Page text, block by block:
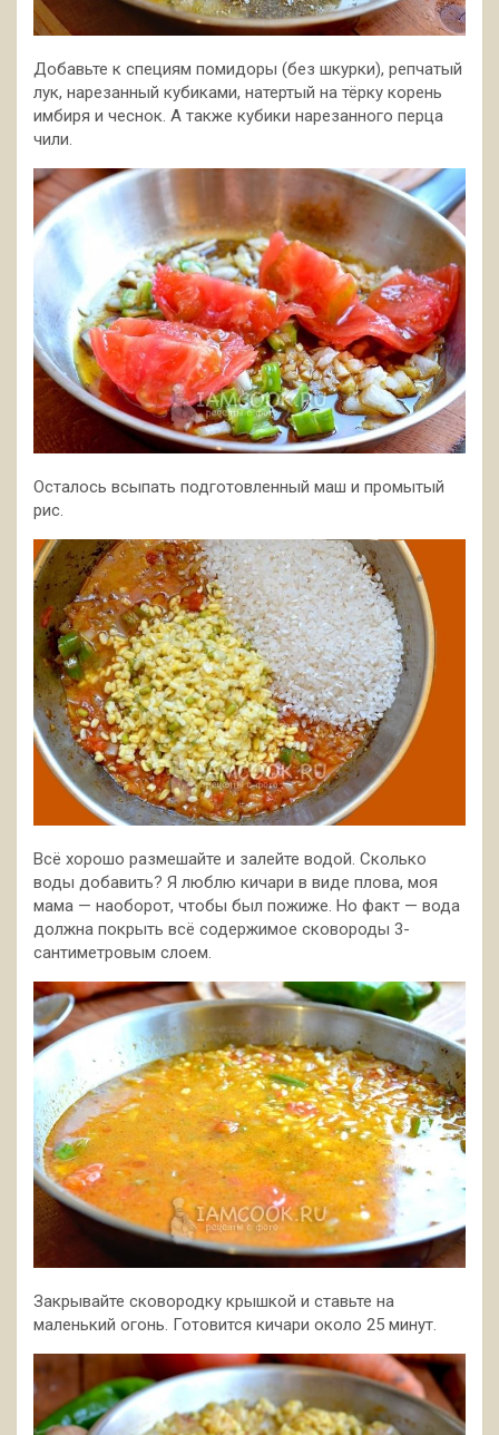
Добавьте к специям помидоры (без шкурки), репчатый
лук, нарезанный кубиками, натертый на тёрку корень
имбиря и чеснок. А также кубики нарезанного перца
чили.
Осталось всыпать подготовленный маш и промытый
рис.
Всё хорошо размешайте и залейте водой. Сколько
воды добавить? Я люблю кичари в виде плова, моя
мама — наоборот, чтобы был пожиже. Но факт — вода
должна покрыть всё содержимое сковороды 3-
сантиметровым слоем.
Закрывайте сковородку крышкой и ставьте на
маленький огонь. Готовится кичари около 25 минут.